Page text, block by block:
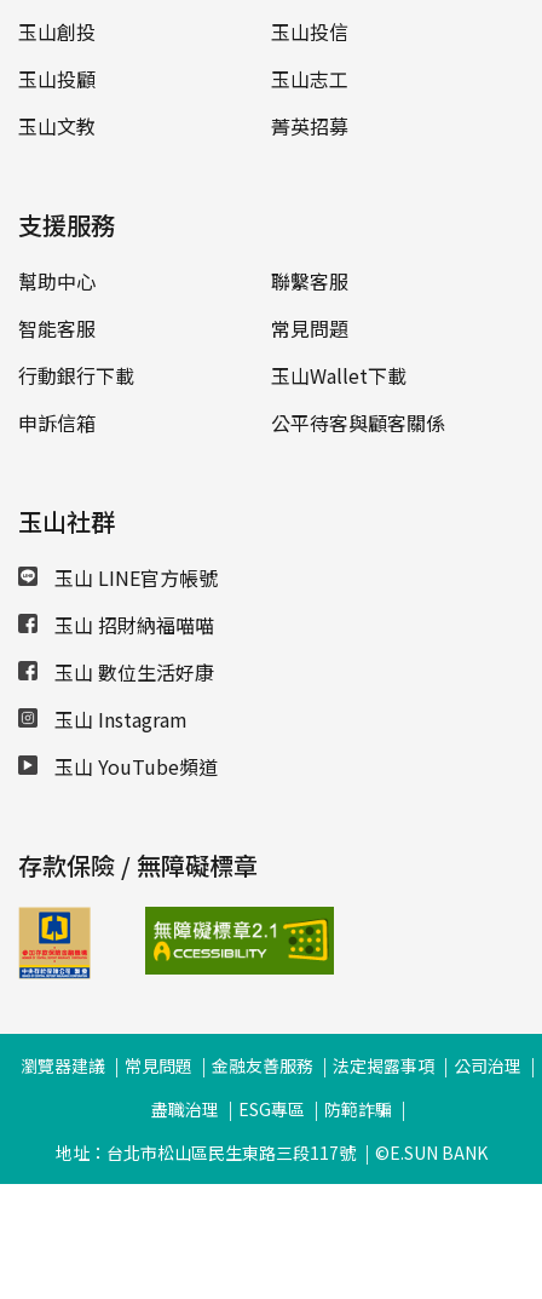
玉山創投
玉山投信
玉山投顧
玉山志工
玉山文教
菁英招募
支援服務
幫助中心
聯繫客服
智能客服
常見問題
行動銀行下載
玉山Wallet下載
申訴信箱
公平待客與顧客關係
玉山社群
玉山 LINE官方帳號
玉山 招財納福喵喵
玉山 數位生活好康
玉山 Instagram
玉山 YouTube頻道
存款保險 / 無障礙標章
瀏覽器建議 常見問題 金融友善服務 法定揭露事項
公司治理
盡職治理
ESG專區
防範詐騙
地址：台北市松山區民生東路三段117號
©E.SUN BANK